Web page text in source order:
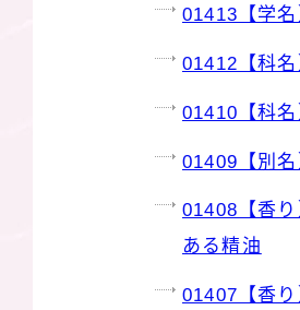
01413【学
01412【科
01410【科
01409【別
01408【香
ある精油
01407【香